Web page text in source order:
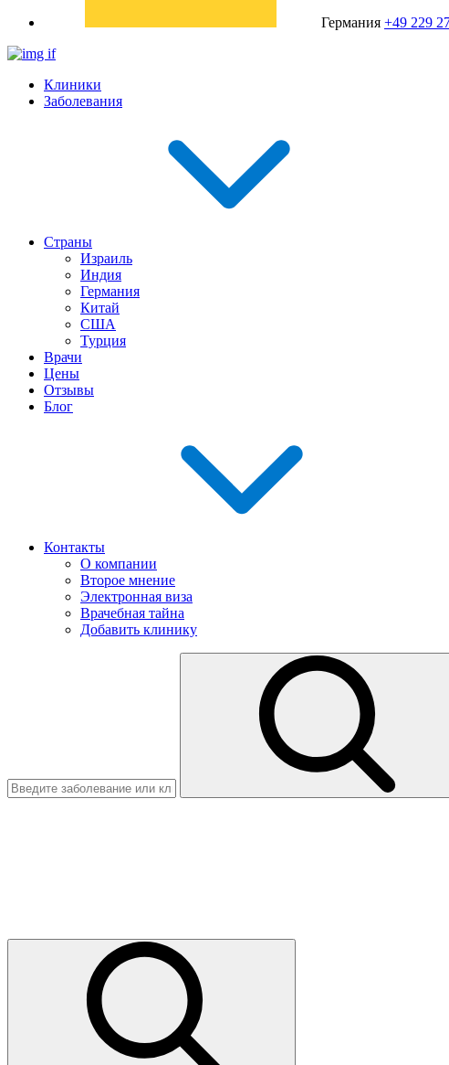
Германия +49 229
Клиники
Заболевания
Страны
Израиль
Индия
Германия
Китай
США
Турция
Врачи
Цены
Отзывы
Блог
Контакты
О компании
Второе мнение
Электронная виза
Врачебная тайна
Добавить клинику